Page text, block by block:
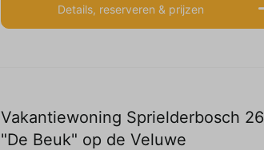
Details, reserveren & prijzen
Vakantiewoning Sprielderbosch 26
"De Beuk" op de Veluwe